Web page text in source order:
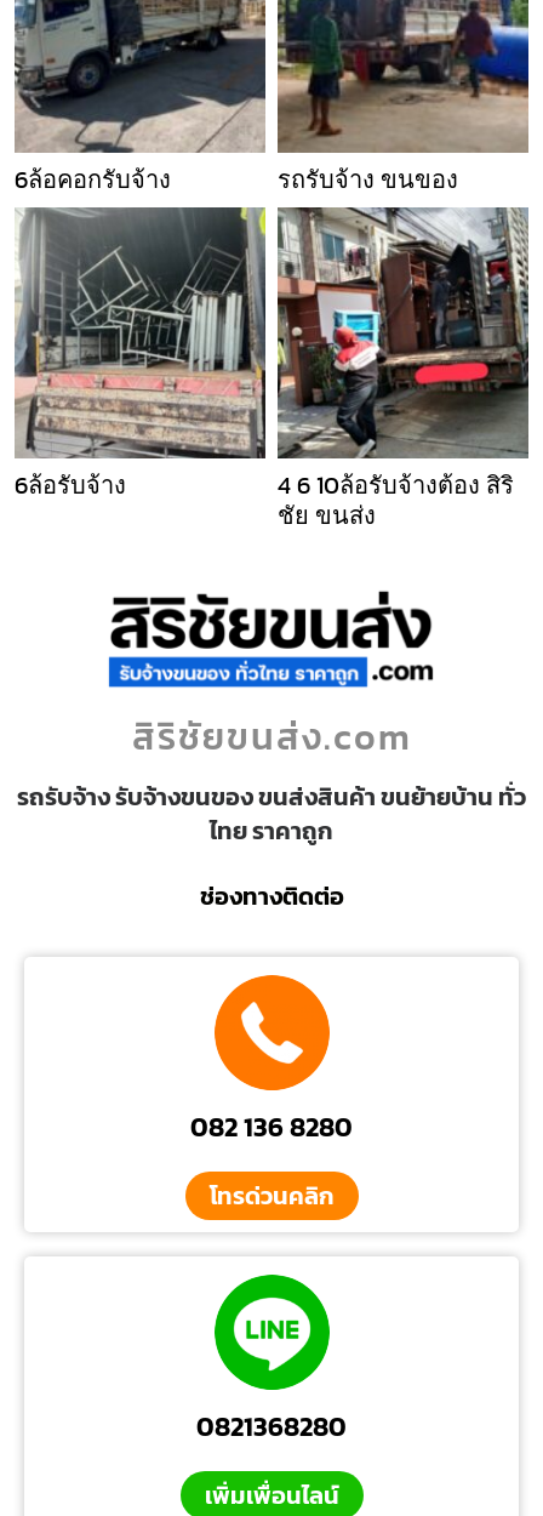
6ล้อคอกรับจ้าง รถรับจ้าง ขนของ
6ล้อรับจ้าง
4 6 10ล้อรับจ้างต้อง สิริ
ชัย ขนส่ง
สิริชัยขนส่ง.com
รถรับจ้าง รับจ้างขนของ ขนส่งสินค้า ขนย้ายบ้าน ทั่ว
ไทย ราคาถูก
ช่องทางติดต่อ
082 136 8280
โทรด่วนคลิก
0821368280
เพิ่มเพื่อนไลน์